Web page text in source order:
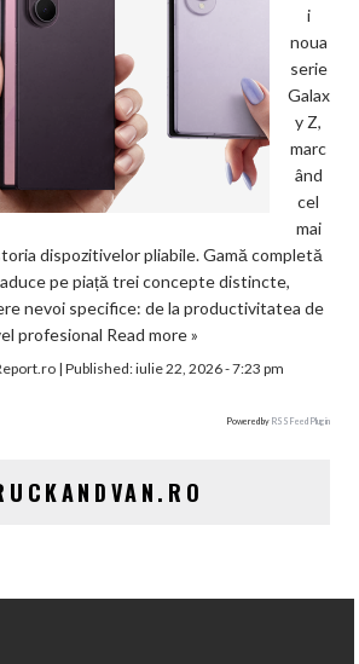
i
noua
serie
Galax
y Z,
marc
ând
cel
mai
dispozitivelor pliabile. Gamă completă
pe piață trei concepte distincte,
nevoi specifice: de la productivitatea de
profesional Read more »
| Published:iulie 22, 2026 - 7:23 pm
Powered by RSS Feed Plugin